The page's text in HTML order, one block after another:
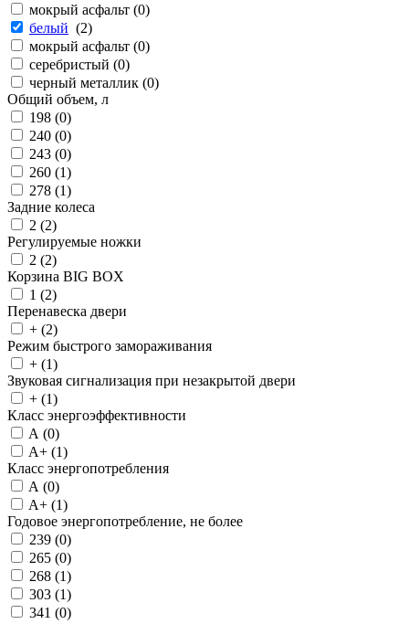
мокрый асфальт (0)
белый (2)
мокрый асфальт (0)
серебристый (0)
черный металлик (0)
Общий объем, л
198 (0)
240 (0)
243 (0)
260 (1)
278 (1)
Задние колеса
2 (2)
Регулируемые ножки
2 (2)
Корзина BIG BOX
1 (2)
Перенавеска двери
+ (2)
Режим быстрого замораживания
+ (1)
Звуковая сигнализация при незакрытой двери
+ (1)
Класс энергоэффективности
A (0)
A+ (1)
Класс энергопотребления
A (0)
A+ (1)
Годовое энергопотребление, не более
239 (0)
265 (0)
268 (1)
303 (1)
341 (0)